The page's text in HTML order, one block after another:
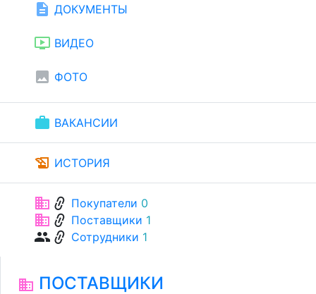
description ДОКУМЕНТЫ
ondemand_video ВИДЕО
image ФОТО
work ВАКАНСИИ
history_edu ИСТОРИЯ
businesslink Покупатели 0
businesslink Поставщики 1
grouplink Сотрудники 1
business ПОСТАВЩИКИ